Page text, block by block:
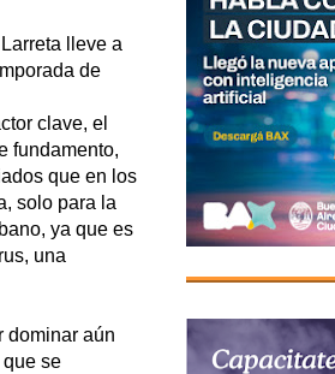
lleve a
de
clave, el
fundamento,
que en los
solo para la
ya que es
una
dominar aún
se